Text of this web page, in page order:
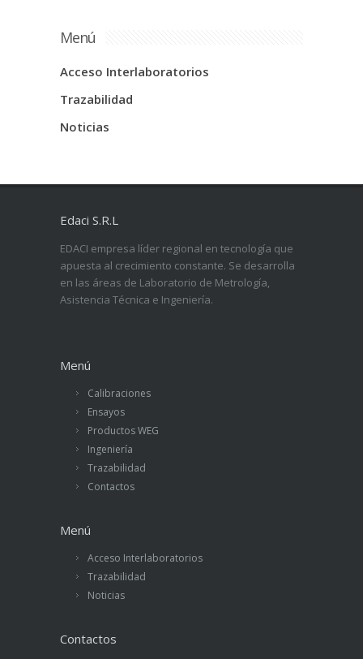
Menú
Acceso Interlaboratorios
Trazabilidad
Noticias
Edaci S.R.L
EDACI empresa líder regional en tecnología que
apuesta al crecimiento constante. Se desarrolla
en las áreas de Laboratorio de Metrología,
Asistencia Técnica e Ingeniería.
Menú
Calibraciones
Ensayos
Productos WEG
Ingeniería
Trazabilidad
Contactos
Menú
Acceso Interlaboratorios
Trazabilidad
Noticias
Contactos